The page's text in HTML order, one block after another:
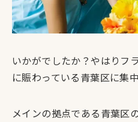
いかがでしたか？やはりフ
に賑わっている青葉区に集
メインの拠点である青葉区